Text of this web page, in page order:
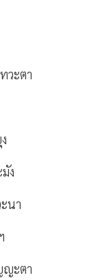
วะตา
ง
นา
ญะตา